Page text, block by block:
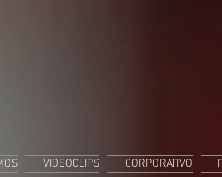
VIDEOCLIPS CORPORATIVO